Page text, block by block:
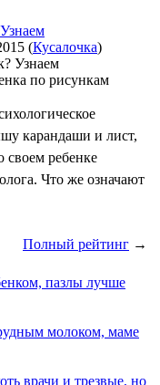
(Кусалочка)
карандаши и лист,
своем ребенке
Что же означают
Полный рейтинг →
пазлы лучше
молоком, маме
врачи и трезвые, но